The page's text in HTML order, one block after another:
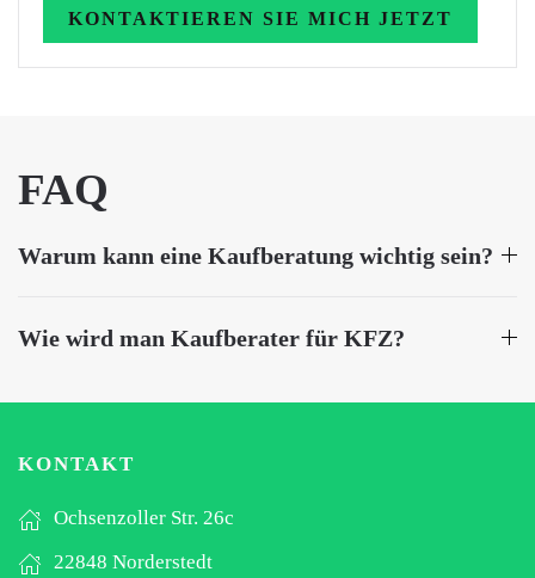
KONTAKTIEREN SIE MICH JETZT
FAQ
Warum kann eine Kaufberatung wichtig sein?
Wie wird man Kaufberater für KFZ?
KONTAKT
Ochsenzoller Str. 26c
22848 Norderstedt